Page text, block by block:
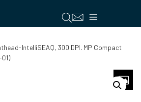
Menú
IntelliSEAQ, 300 DPI. MP Compact